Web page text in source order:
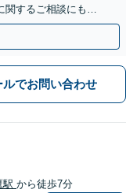
するご相談にも対
関駅１分】
ルでお問い合わせ
駅 から徒歩7分